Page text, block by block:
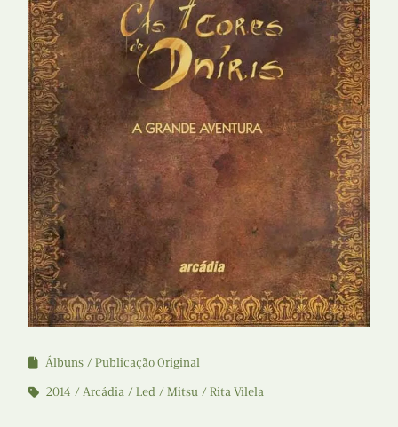
Álbuns
Publicação Original
2014
Arcádia Led Mitsu Rita Vilela